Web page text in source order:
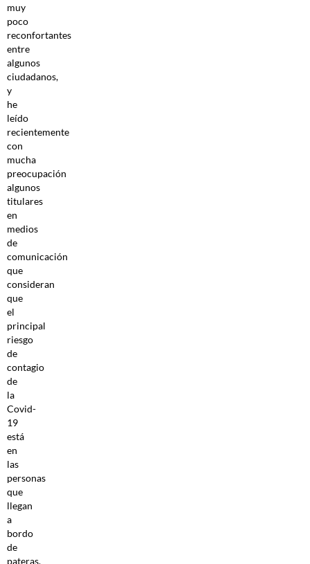
muy
poco
reconfortantes
entre
algunos
ciudadanos,
y
he
leído
recientemente
con
mucha
preocupación
algunos
titulares
en
medios
de
comunicación
que
consideran
que
el
principal
riesgo
de
contagio
de
la
Covid-
19
está
en
las
personas
que
llegan
a
bordo
de
pateras.